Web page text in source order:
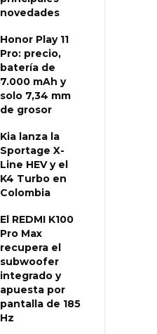
novedades
Honor Play 11
Pro: precio,
batería de
7.000 mAh y
solo 7,34 mm
de grosor
Kia lanza la
Sportage X-
Line HEV y el
K4 Turbo en
Colombia
El REDMI K100
Pro Max
recupera el
subwoofer
integrado y
apuesta por
pantalla de 185
Hz